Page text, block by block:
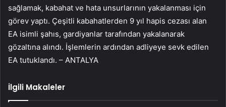
sağlamak, kabahat ve hata unsurlarının yakalanması için
görev yaptı. Çeşitli kabahatlerden 9 yıl hapis cezası alan
EA isimli şahıs, gardiyanlar tarafından yakalanarak
gözaltına alındı. İşlemlerin ardından adliyeye sevk edilen
EA tutuklandı. – ANTALYA
İlgili Makaleler